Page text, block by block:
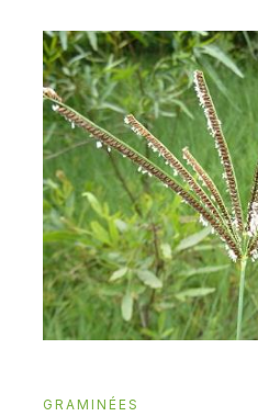
GRAMINÉES